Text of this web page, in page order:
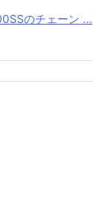
のチェーン ...